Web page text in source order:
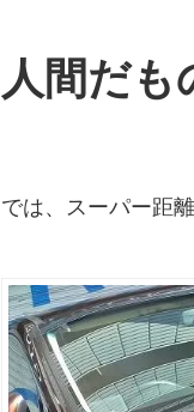
人間だも
では、スーパー距